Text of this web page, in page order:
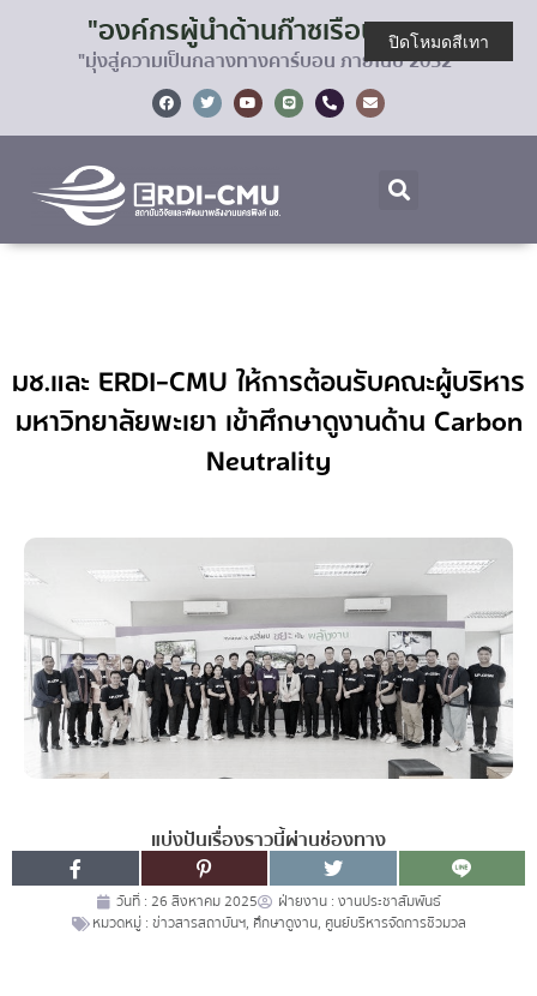
"องค์กรผู้นำด้านก๊าซเรือนกระจก
"มุ่งสู่ความเป็นกลางทางคาร์บอน ภายในปี 2032"
มช.และ ERDI-CMU ให้การต้อนรับคณะผู้บริหาร
มหาวิทยาลัยพะเยา เข้าศึกษาดูงานด้าน Carbon
Neutrality
แบ่งปันเรื่องราวนี้ผ่านช่องทาง
วันที่ : 26 สิงหาคม 2025 ฝ่ายงาน : งานประชาสัมพันธ์
หมวดหมู่ : ข่าวสารสถาบันฯ, ศึกษาดูงาน, ศูนย์บริหารจัดการชีวมวล
ปิดโหมดสีเทา